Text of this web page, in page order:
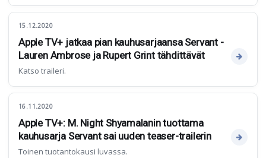
15.12.2020
Apple TV+ jatkaa pian kauhusarjaansa Servant -
Lauren Ambrose ja Rupert Grint tähdittävät
Katso traileri.
16.11.2020
Apple TV+: M. Night Shyamalanin tuottama
kauhusarja Servant sai uuden teaser-trailerin
Toinen tuotantokausi luvassa.